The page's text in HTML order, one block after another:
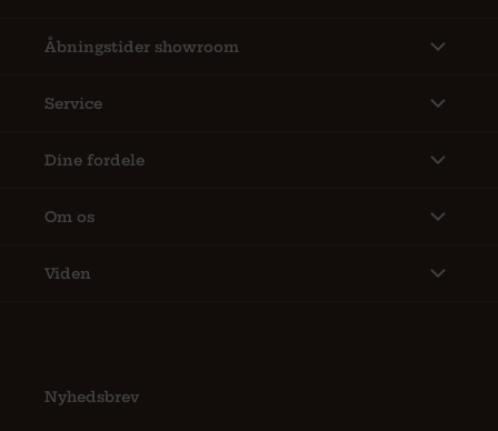
Åbningstider showroom
Service
Dine fordele
Om os
Viden
Nyhedsbrev